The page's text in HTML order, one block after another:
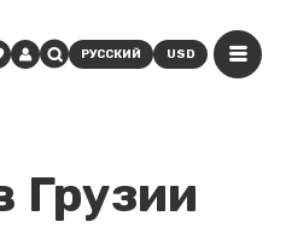
РУССКИЙ USD
Грузии